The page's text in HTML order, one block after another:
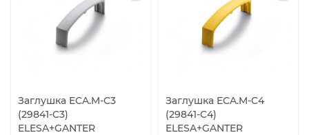
Ролики и колёса
Компоненты линейного движения
Заглушка ECA.M-C3
(29841-C3)
ELESA+GANTER
Заглушка ECA.M-C4
(29841-C4)
ELESA+GANTER